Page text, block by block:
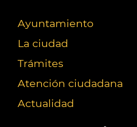
Ayuntamiento
La ciudad
Trámites
Atención ciudadana
Actualidad